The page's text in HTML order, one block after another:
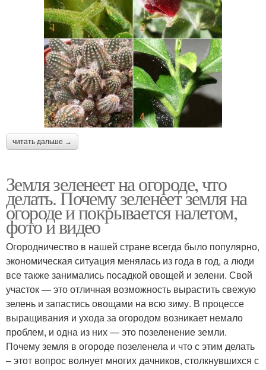
читать дальше →
Земля зеленеет на огороде, что
делать. Почему зеленеет земля на
огороде и покрывается налетом,
фото и видео
Огородничество в нашей стране всегда было популярно,
экономическая ситуация менялась из года в год, а люди
все также занимались посадкой овощей и зелени. Свой
участок — это отличная возможность вырастить свежую
зелень и запастись овощами на всю зиму. В процессе
выращивания и ухода за огородом возникает немало
проблем, и одна из них — это позеленение земли.
Почему земля в огороде позеленела и что с этим делать
– этот вопрос волнует многих дачников, столкнувшихся с